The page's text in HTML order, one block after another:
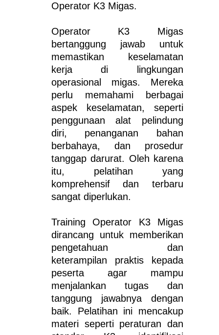
Operator K3 Migas.
Operator K3 Migas
bertanggung jawab untuk
memastikan keselamatan
kerja di lingkungan
operasional migas. Mereka
perlu memahami berbagai
aspek keselamatan, seperti
penggunaan alat pelindung
diri, penanganan bahan
berbahaya, dan prosedur
tanggap darurat. Oleh karena
itu, pelatihan yang
komprehensif dan terbaru
sangat diperlukan.
Training Operator K3 Migas
dirancang untuk memberikan
pengetahuan dan
keterampilan praktis kepada
peserta agar mampu
menjalankan tugas dan
tanggung jawabnya dengan
baik. Pelatihan ini mencakup
materi seperti peraturan dan